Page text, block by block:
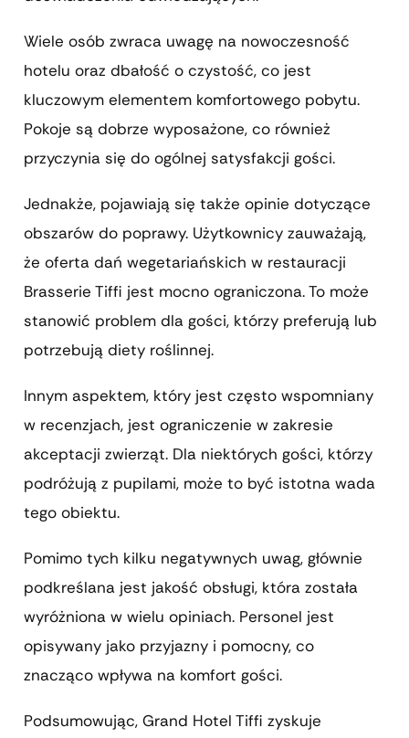
Wiele osób zwraca uwagę na nowoczesność
hotelu oraz dbałość o czystość, co jest
kluczowym elementem komfortowego pobytu.
Pokoje są dobrze wyposażone, co również
przyczynia się do ogólnej satysfakcji gości.
Jednakże, pojawiają się także opinie dotyczące
obszarów do poprawy. Użytkownicy zauważają,
że oferta dań wegetariańskich w restauracji
Brasserie Tiffi jest mocno ograniczona. To może
stanowić problem dla gości, którzy preferują lub
potrzebują diety roślinnej.
Innym aspektem, który jest często wspomniany
w recenzjach, jest ograniczenie w zakresie
akceptacji zwierząt. Dla niektórych gości, którzy
podróżują z pupilami, może to być istotna wada
tego obiektu.
Pomimo tych kilku negatywnych uwag, głównie
podkreślana jest jakość obsługi, która została
wyróżniona w wielu opiniach. Personel jest
opisywany jako przyjazny i pomocny, co
znacząco wpływa na komfort gości.
Podsumowując, Grand Hotel Tiffi zyskuje